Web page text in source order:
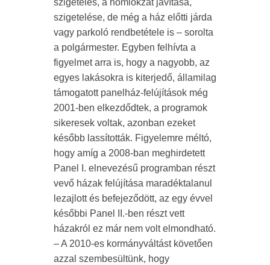
szigetelés, a homlokzat javítása,
szigetelése, de még a ház előtti járda
vagy parkoló rendbetétele is – sorolta
a polgármester. Egyben felhívta a
figyelmet arra is, hogy a nagyobb, az
egyes lakásokra is kiterjedő, államilag
támogatott panelház-felújítások még
2001-ben elkezdődtek, a programok
sikeresek voltak, azonban ezeket
később lassították. Figyelemre méltó,
hogy amíg a 2008-ban meghirdetett
Panel I. elnevezésű programban részt
vevő házak felújítása maradéktalanul
lezajlott és befejeződött, az egy évvel
későbbi Panel II.-ben részt vett
házakról ez már nem volt elmondható.
– A 2010-es kormányváltást követően
azzal szembesültünk, hogy